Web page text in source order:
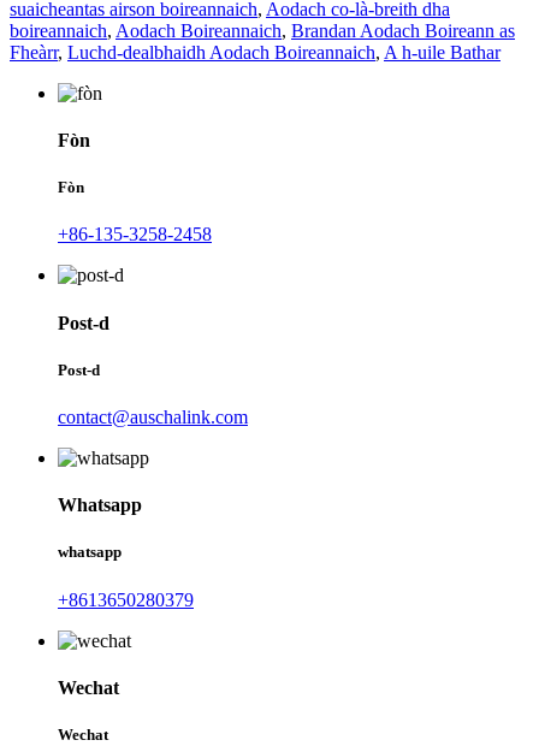
suaicheantas airson boireannaich, Aodach co-là-breith dha
boireannaich, Aodach Boireannaich, Brandan Aodach Boireann as
Fheàrr, Luchd-dealbhaidh Aodach Boireannaich, A h-uile Bathar
Fòn
Fòn
+86-135-3258-2458
Post-d
Post-d
contact@auschalink.com
Whatsapp
whatsapp
+8613650280379
Wechat
Wechat